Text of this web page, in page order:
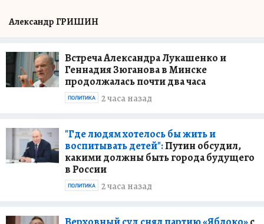
Александр ГРИШИН
Встреча Александра Лукашенко и
Геннадия Зюганова в Минске
продолжалась почти два часа
2 часа назад
ПОЛИТИКА
"Где людям хотелось бы жить и
воспитывать детей":Путин обсудил,
какими должны быть города будущего
в России
2 часа назад
ПОЛИТИКА